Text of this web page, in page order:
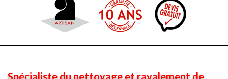
Spécialiste du nettoyage et ravalement de